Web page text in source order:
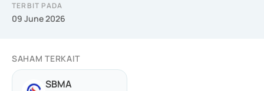
TERBIT PADA
09 June 2026
SAHAM TERKAIT
SBMA